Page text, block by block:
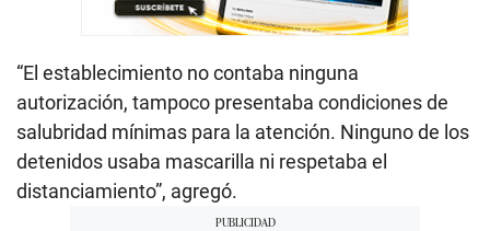
“El establecimiento no contaba ninguna
autorización, tampoco presentaba condiciones de
salubridad mínimas para la atención. Ninguno de los
detenidos usaba mascarilla ni respetaba el
distanciamiento”, agregó.